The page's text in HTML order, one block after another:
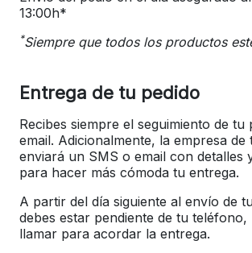
13:00h*
*Siempre que todos los productos
Entrega de tu pedido
Recibes siempre el seguimiento de tu
email. Adicionalmente, la empresa
enviará un SMS o email con detalles
para hacer más cómoda tu entrega.
A partir del día siguiente al envío de
debes estar pendiente de tu teléfono,
llamar para acordar la entrega.